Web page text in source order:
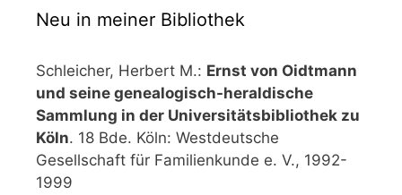
Neu in meiner Bibliothek
Schleicher, Herbert M.: Ernst von Oidtmann
und seine genealogisch-heraldische
Sammlung in der Universitätsbibliothek zu
Köln. 18 Bde. Köln: Westdeutsche
Gesellschaft für Familienkunde e. V., 1992-
1999